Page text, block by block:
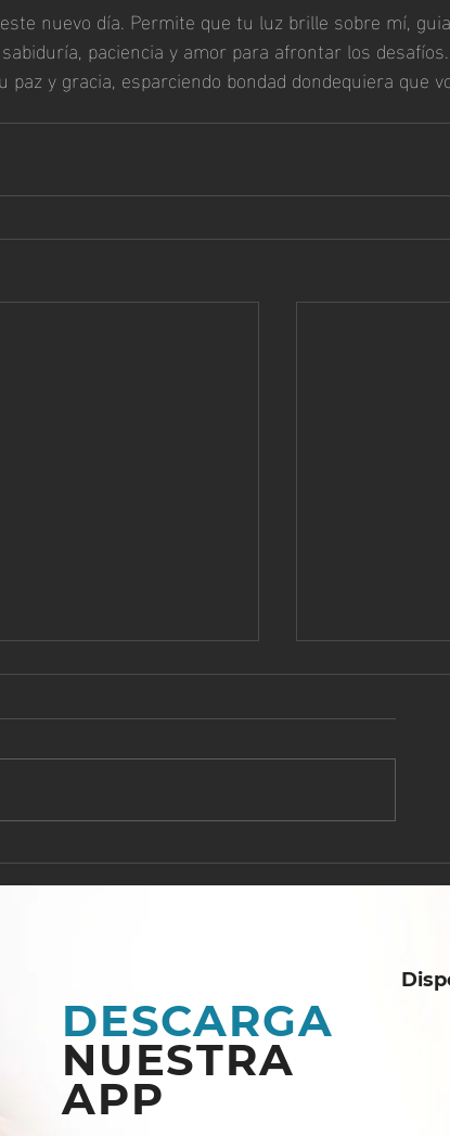
nuevo día. Permite que tu luz brille sobre mí,
paciencia y amor para afrontar los desafíos.
y gracia, esparciendo bondad dondequiera que
DESCARGA
NUESTRA
APP